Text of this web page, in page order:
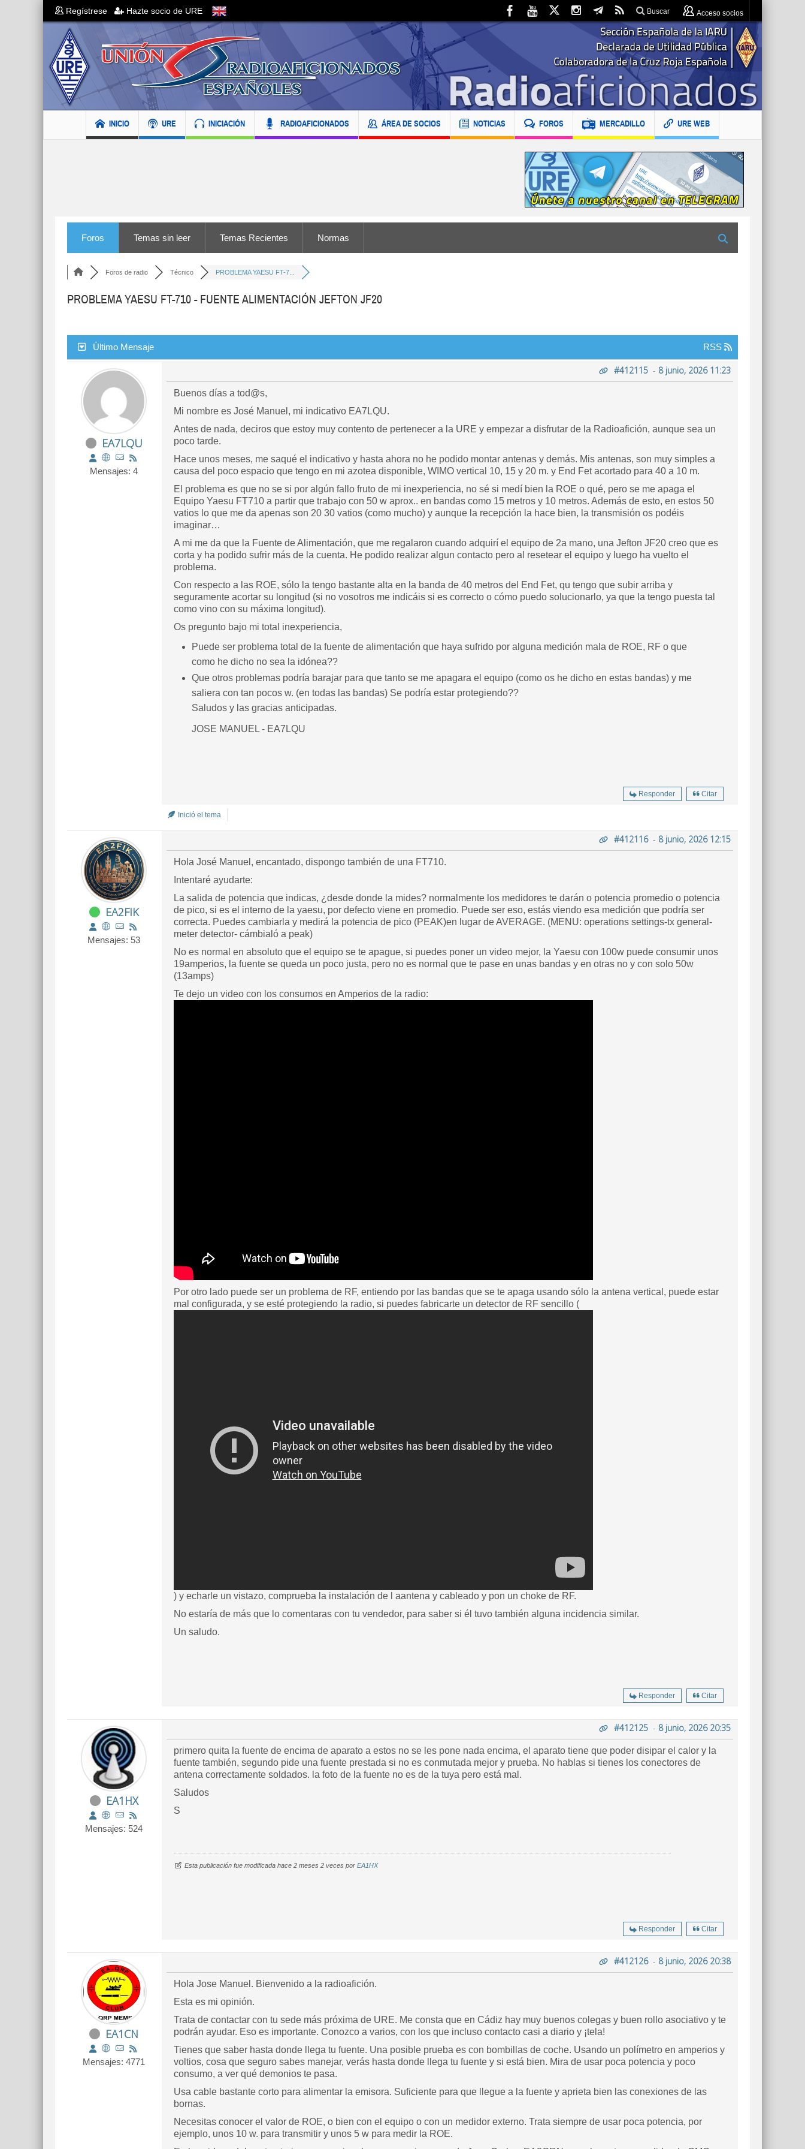
Regístrese Hazte socio de URE Buscar Acceso socios
INICIO URE INICIACIÓN RADIOAFICIONADOS ÁREA DE SOCIOS NOTICIAS FOROS MERCADILLO URE WEB
Foros Temas sin leer Temas Recientes Normas
Foros de radio Técnico PROBLEMA YAESU FT-7...
PROBLEMA YAESU FT-710 - FUENTE ALIMENTACIÓN JEFTON JF20
Último Mensaje RSS
EA7LQU
Mensajes: 4
#412115 - 8 junio, 2026 11:23
Buenos días a tod@s,
Mi nombre es José Manuel, mi indicativo EA7LQU.
Antes de nada, deciros que estoy muy contento de pertenecer a la URE y empezar a disfrutar de la Radioafición, aunque sea un
poco tarde.
Hace unos meses, me saqué el indicativo y hasta ahora no he podido montar antenas y demás. Mis antenas, son muy simples a
causa del poco espacio que tengo en mi azotea disponible, WIMO vertical 10, 15 y 20 m. y End Fet acortado para 40 a 10 m.
El problema es que no se si por algún fallo fruto de mi inexperiencia, no sé si medí bien la ROE o qué, pero se me apaga el
Equipo Yaesu FT710 a partir que trabajo con 50 w aprox.. en bandas como 15 metros y 10 metros. Además de esto, en estos 50
vatios lo que me da apenas son 20 30 vatios (como mucho) y aunque la recepción la hace bien, la transmisión os podéis
imaginar…
A mi me da que la Fuente de Alimentación, que me regalaron cuando adquirí el equipo de 2a mano, una Jefton JF20 creo que es
corta y ha podido sufrir más de la cuenta. He podido realizar algun contacto pero al resetear el equipo y luego ha vuelto el
problema.
Con respecto a las ROE, sólo la tengo bastante alta en la banda de 40 metros del End Fet, qu tengo que subir arriba y
seguramente acortar su longitud (si no vosotros me indicáis si es correcto o cómo puedo solucionarlo, ya que la tengo puesta tal
como vino con su máxima longitud).
Os pregunto bajo mi total inexperiencia,
Puede ser problema total de la fuente de alimentación que haya sufrido por alguna medición mala de ROE, RF o que
como he dicho no sea la idónea??
Que otros problemas podría barajar para que tanto se me apagara el equipo (como os he dicho en estas bandas) y me
saliera con tan pocos w. (en todas las bandas) Se podría estar protegiendo??
Saludos y las gracias anticipadas.
JOSE MANUEL - EA7LQU
Responder Citar
Inició el tema
EA2FIK
Mensajes: 53
#412116- 8 junio, 2026 12:15
Hola José Manuel, encantado, dispongo también de una FT710.
Intentaré ayudarte:
La salida de potencia que indicas, ¿desde donde la mides? normalmente los medidores te darán o potencia promedio o potencia
de pico, si es el interno de la yaesu, por defecto viene en promedio. Puede ser eso, estás viendo esa medición que podría ser
correcta. Puedes cambiarla y medirá la potencia de pico (PEAK)en lugar de AVERAGE. (MENU: operations settings-tx general-
meter detector- cámbialó a peak)
No es normal en absoluto que el equipo se te apague, si puedes poner un video mejor, la Yaesu con 100w puede consumir unos
19amperios, la fuente se queda un poco justa, pero no es normal que te pase en unas bandas y en otras no y con solo 50w
(13amps)
Te dejo un video con los consumos en Amperios de la radio:
Por otro lado puede ser un problema de RF, entiendo por las bandas que se te apaga usando sólo la antena vertical, puede estar
mal configurada, y se esté protegiendo la radio, si puedes fabricarte un detector de RF sencillo (
) y echarle un vistazo, comprueba la instalación de l aantena y cableado y pon un choke de RF.
No estaría de más que lo comentaras con tu vendedor, para saber si él tuvo también alguna incidencia similar.
Un saludo.
Responder Citar
EA1HX
Mensajes: 524
#412125 - 8 junio, 2026 20:35
primero quita la fuente de encima de aparato a estos no se les pone nada encima, el aparato tiene que poder disipar el calor y la
fuente también, segundo pide una fuente prestada si no es conmutada mejor y prueba. No hablas si tienes los conectores de
antena correctamente soldados. la foto de la fuente no es de la tuya pero está mal.
Saludos
S
Esta publicación fue modificada hace 2 meses 2 veces por EA1HX
Responder Citar
EA1CN
Mensajes: 4771
#412126- 8 junio, 2026 20:38
Hola Jose Manuel. Bienvenido a la radioafición.
Esta es mi opinión.
Trata de contactar con tu sede más próxima de URE. Me consta que en Cádiz hay muy buenos colegas y buen rollo asociativo y te
podrán ayudar. Eso es importante. Conozco a varios, con los que incluso contacto casi a diario y ¡tela!
Tienes que saber hasta donde llega tu fuente. Una posible prueba es con bombillas de coche. Usando un polímetro en amperios y
voltios, cosa que seguro sabes manejar, verás hasta donde llega tu fuente y si está bien. Mira de usar poca potencia y poco
consumo, a ver qué demonios te pasa.
Usa cable bastante corto para alimentar la emisora. Suficiente para que llegue a la fuente y aprieta bien las conexiones de las
bornas.
Necesitas conocer el valor de ROE, o bien con el equipo o con un medidor externo. Trata siempre de usar poca potencia, por
ejemplo, unos 10 w. para transmitir y unos 5 w para medir la ROE.